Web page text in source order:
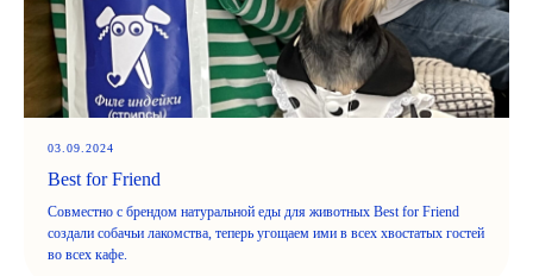
03.09.2024
Best for Friend
Совместно с брендом натуральной еды для животных Best for Friend
создали собачьи лакомства, теперь угощаем ими в всех хвостатых гостей
во всех кафе.